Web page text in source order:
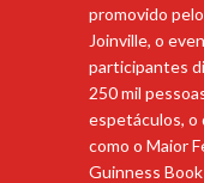
promovido
Joinville, o
participantes
250 mil
espetáculos, o
como o Maior
Guinness